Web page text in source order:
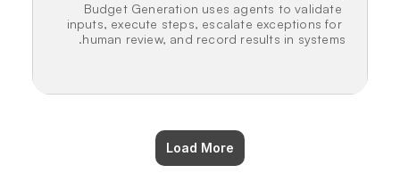
Budget Generation uses agents to validate
inputs, execute steps, escalate exceptions for
human review, and record results in systems.
Load More